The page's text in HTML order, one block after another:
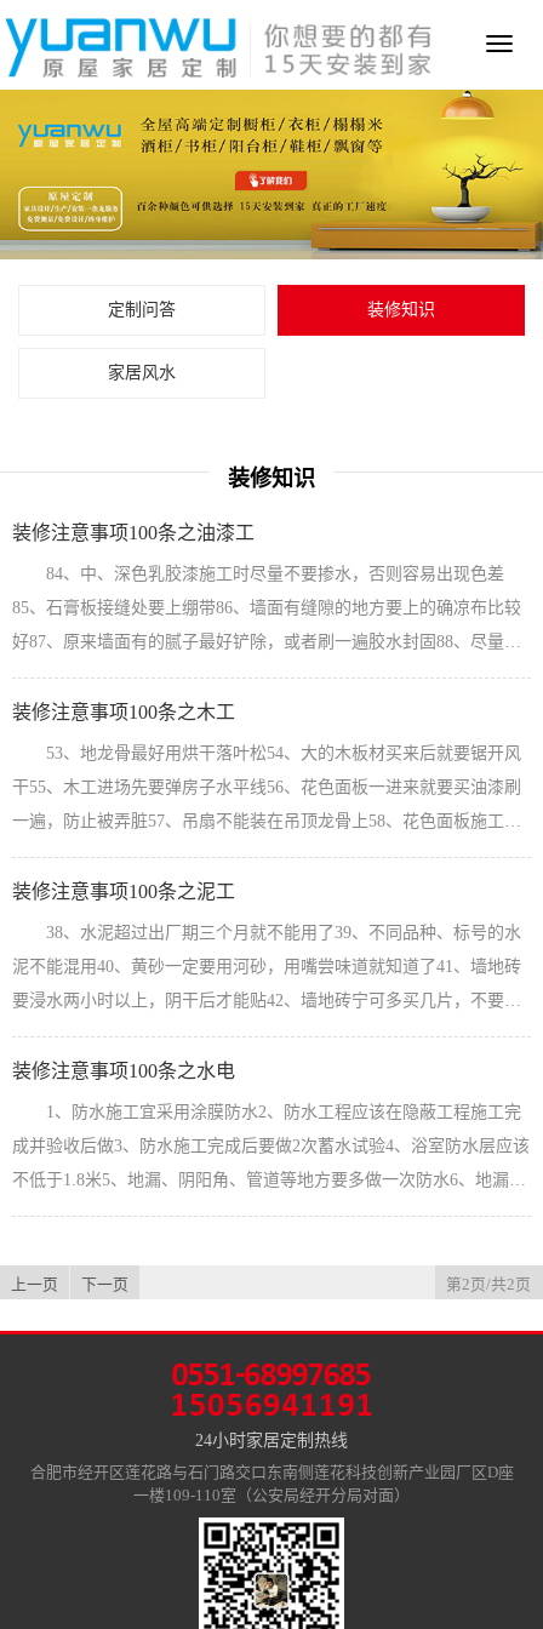
Toggle
定制问答 装修知识
家居风水
装修知识
装修注意事项100条之油漆工
84、中、深色乳胶漆施工时尽量不要掺水，否则容易出现色差
85、石膏板接缝处要上绷带86、墙面有缝隙的地方要上的确凉布比较
好87、原来墙面有的腻子最好铲除，或者刷一遍胶水封固88、尽量买
知名品牌的油漆，装修公司推荐或工头推荐的没名气的尽量不要用
89、天气太潮湿，油漆不要刷90、油漆、涂料的打磨要等完全干透后
进行91、下一道油漆施工必须等前一道油漆干透后进行92、金属面的
油漆要做防锈处理93、天气太冷，油漆施工质量会差的94、门油漆
时，要用美纹纸贴住...
【查看详情】
装修注意事项100条之木工
53、地龙骨最好用烘干落叶松54、大的木板材买来后就要锯开风
干55、木工进场先要弹房子水平线56、花色面板一进来就要买油漆刷
一遍，防止被弄脏57、吊扇不能装在吊顶龙骨上58、花色面板施工时
要预先挑色59、吊顶的吊筋距离墙边不得大于30060、石膏板要用沉头
自攻螺丝固定，进入板面1~2MM，并做防锈处理，不能用*钉61、石
膏板钉子之间的距离不得大于20062、石膏板要与墙有3MM的缝，以
便进行防裂处理63、石膏板阳角处最好做阳角条保护64、木门的上...
【查看详情】
装修注意事项100条之泥工
38、水泥超过出厂期三个月就不能用了39、不同品种、标号的水
泥不能混用40、黄砂一定要用河砂，用嘴尝味道就知道了41、墙地砖
要浸水两小时以上，阴干后才能贴42、墙地砖宁可多买几片，不要少
买，否则容易出现色差43、一面墙上不能有两排非整砖44、擦缝完成
后要立即对瓷砖进行清理45、地面贴大理石(浅色)，石材背面要做防
水46、阳角处要割45度角47、地砖要向地漏处倾斜，否则容易积水
48、墙砖碰到管道口要采用套割的形式，这样看起来还是整块的砖
49、地面大...
【查看详情】
装修注意事项100条之水电
1、防水施工宜采用涂膜防水2、防水工程应该在隐蔽工程施工完
成并验收后做3、防水施工完成后要做2次蓄水试验4、浴室防水层应该
不低于1.8米5、地漏、阴阳角、管道等地方要多做一次防水6、地漏要
用防臭地漏7、冷热水管左热右冷8、水管尽量不要从地上走9、冷水管
PPR管是要考虑贴好瓷砖的厚度，这样管子不会露出来11、烧菜只有
上一页 下一页 第2页/共2页
24小时家居定制热线
合肥市经开区莲花路与石门路交口东南侧莲花科技创新产业园厂区D座
一楼109-110室（公安局经开分局对面）